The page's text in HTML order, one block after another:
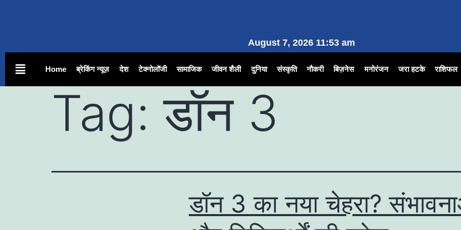
August 7, 2026 11:53 am
Home ब्रेकिंग न्यूज़ देश टेक्नोलॉजी सामाजिक जीवन शैली दुनिया संस्कृति नौकरी बिज़नेस मनोरंजन जरा हटके राशिफल
Tag:डॉन 3
डॉन 3 का नया चेहरा?